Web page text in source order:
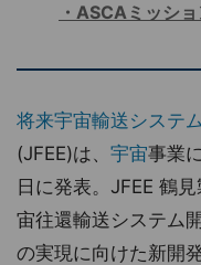
ASCAミッシ
将来宇宙輸送システ
(JFEE)は、 宇宙事業
日に発表。JFEE 鶴
宙往還輸送システム
の実現に向けた新開